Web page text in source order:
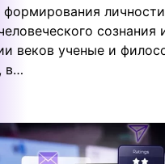
формирования
сознания
веков ученые и
в…